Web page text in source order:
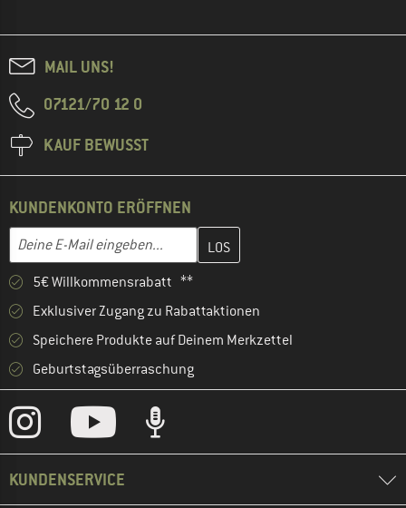
MAIL UNS!
07121/70 12 0
KAUF BEWUSST
KUNDENKONTO ERÖFFNEN
E-Mail-Adresse
Gib hier deine E-Mail-Adresse ein und erstelle im nächsten
5€ Willkommensrabatt **
Exklusiver Zugang zu Rabattaktionen
Speichere Produkte auf Deinem Merkzettel
Geburtstagsüberraschung
KUNDENSERVICE